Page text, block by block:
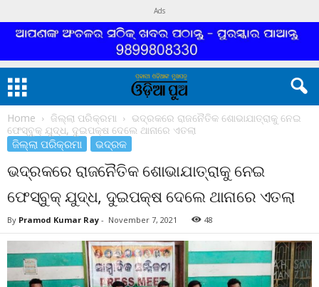
Ads
Home ଜିଲ୍ଲା ପରିକ୍ରମା
ଭଦ୍ରକରେ ରାଜନୈତିକ ଶୋଭାଯାତ୍ରାକୁ ନେଇ
ଫେସ୍‌ବୁକ୍ ଯୁଦ୍ଧ, ଦୁଇପକ୍ଷ ଦେଲେ ଥାନାରେ ଏତଲା
ଜିଲ୍ଲା ପରିକ୍ରମା ଭଦ୍ରକ
ଭଦ୍ରକରେ ରାଜନୈତିକ ଶୋଭାଯାତ୍ରାକୁ ନେଇ
ଫେସ୍‌ବୁକ୍ ଯୁଦ୍ଧ, ଦୁଇପକ୍ଷ ଦେଲେ ଥାନାରେ ଏତଲା
By Pramod Kumar Ray - November 7, 2021 48